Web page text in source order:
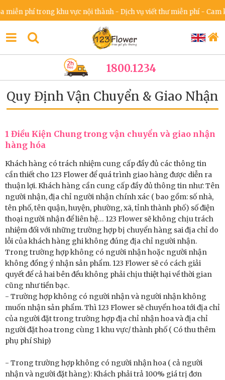
phí trong khu vực nội thành - Dịch vụ viết thư miễn phí - Cam
1800.1234
Quy Định Vận Chuyển & Giao Nhận
1 Điều Kiện Chung trong vận chuyển và giao nhận
hàng hóa
Khách hàng có trách nhiệm cung cấp đầy đủ các thông tin
cần thiết cho 123 Flower để quá trình giao hàng được diễn ra
thuận lợi. Khách hàng cần cung cấp đầy đủ thông tin như: Tên
người nhận, địa chỉ người nhận chính xác ( bao gồm: số nhà,
tên phố, tên quận, huyện, phường, xã, tỉnh thành phố) số điện
thoại người nhận để liên hệ… 123 Flower sẽ không chịu trách
nhiệm đối với những trường hợp bị chuyển hàng sai địa chỉ do
lỗi của khách hàng ghi không đúng địa chỉ người nhận.
Trong trường hợp không có người nhận hoặc người nhận
không đồng ý nhận sản phẩm. 123 Flower sẽ có cách giải
quyết để cả hai bên đều không phải chịu thiệt hại về thời gian
cũng như tiền bạc.
- Trường hợp không có người nhận và người nhận không
muốn nhận sản phẩm. Thì 123 Flower sẽ chuyển hoa tới địa chỉ
của người đặt trong trường hợp địa chỉ nhận hoa và địa chỉ
người đặt hoa trong cùng 1 khu vực/ thành phố ( Có thu thêm
phụ phí Ship)
- Trong trường hợp không có người nhận hoa ( cả người
nhận và người đặt hàng): Khách phải trả 100% giá trị đơn